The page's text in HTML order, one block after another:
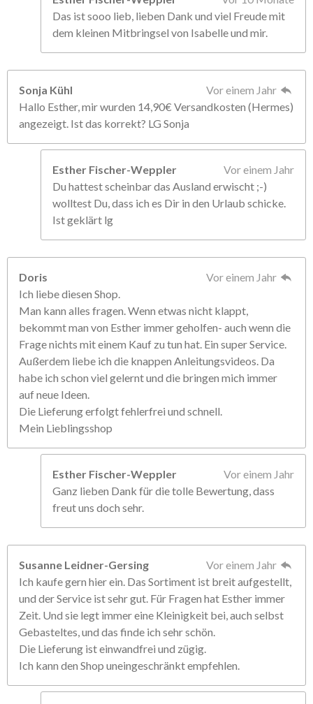
Das ist sooo lieb, lieben Dank und viel Freude mit
dem kleinen Mitbringsel von Isabelle und mir.
Sonja Kühl
Vor einem Jahr
Hallo Esther, mir wurden 14,90€ Versandkosten (Hermes)
angezeigt. Ist das korrekt? LG Sonja
Esther Fischer-Weppler
Vor einem Jahr
Du hattest scheinbar das Ausland erwischt ;-)
wolltest Du, dass ich es Dir in den Urlaub schicke.
Ist geklärt lg
Doris
Vor einem Jahr
Ich liebe diesen Shop.
Man kann alles fragen. Wenn etwas nicht klappt,
bekommt man von Esther immer geholfen- auch wenn die
Frage nichts mit einem Kauf zu tun hat. Ein super Service.
Außerdem liebe ich die knappen Anleitungsvideos. Da
habe ich schon viel gelernt und die bringen mich immer
auf neue Ideen.
Die Lieferung erfolgt fehlerfrei und schnell.
Mein Lieblingsshop
Esther Fischer-Weppler
Vor einem Jahr
Ganz lieben Dank für die tolle Bewertung, dass
freut uns doch sehr.
Susanne Leidner-Gersing
Vor einem Jahr
Ich kaufe gern hier ein. Das Sortiment ist breit aufgestellt,
und der Service ist sehr gut. Für Fragen hat Esther immer
Zeit. Und sie legt immer eine Kleinigkeit bei, auch selbst
Gebasteltes, und das finde ich sehr schön.
Die Lieferung ist einwandfrei und zügig.
Ich kann den Shop uneingeschränkt empfehlen.